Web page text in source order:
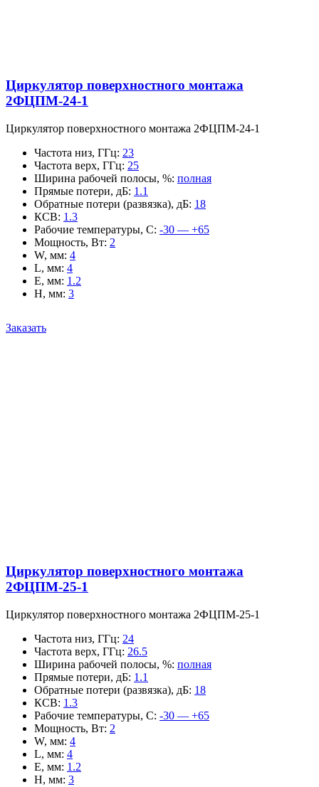
Циркулятор поверхностного монтажа
2ФЦПМ-24-1
Циркулятор поверхностного монтажа 2ФЦПМ-24-1
Частота низ, ГГц: 23
Частота верх, ГГц: 25
Ширина рабочей полосы, %: полная
Прямые потери, дБ: 1.1
Обратные потери (развязка), дБ: 18
КСВ: 1.3
Рабочие температуры, С: -30 — +65
Мощность, Вт: 2
W, мм: 4
L, мм: 4
E, мм: 1.2
H, мм: 3
Заказать
Циркулятор поверхностного монтажа
2ФЦПМ-25-1
Циркулятор поверхностного монтажа 2ФЦПМ-25-1
Частота низ, ГГц: 24
Частота верх, ГГц: 26.5
Ширина рабочей полосы, %: полная
Прямые потери, дБ: 1.1
Обратные потери (развязка), дБ: 18
КСВ: 1.3
Рабочие температуры, С: -30 — +65
Мощность, Вт: 2
W, мм: 4
L, мм: 4
E, мм: 1.2
H, мм: 3